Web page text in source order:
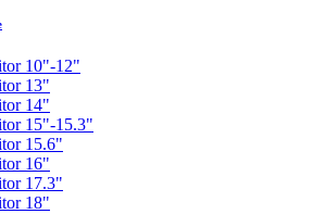
10"-12"
13"
14"
15"-15.3"
15.6"
16"
17.3"
18"